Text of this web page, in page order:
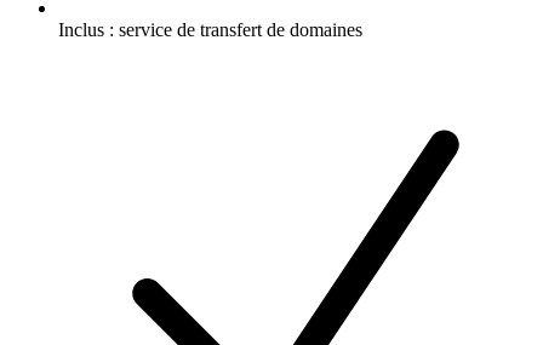
Inclus : service de transfert de domaines